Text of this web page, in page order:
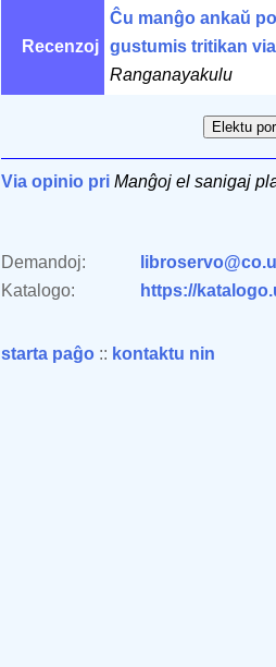
Recenzoj
Ĉu manĝo ankaŭ
gustumis tritikan
Ranganayakulu
Via opinio pri Manĝoj el sanigaj
Demandoj:
Katalogo:
https://
starta paĝo :: kontaktu nin